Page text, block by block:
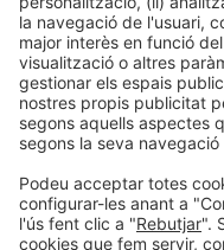
Informació legalAvís legal